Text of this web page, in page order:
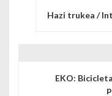
Hazi trukea /
EKO: